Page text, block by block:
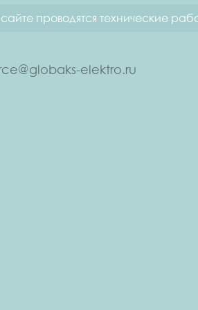
проводятся технические
elektro.ru